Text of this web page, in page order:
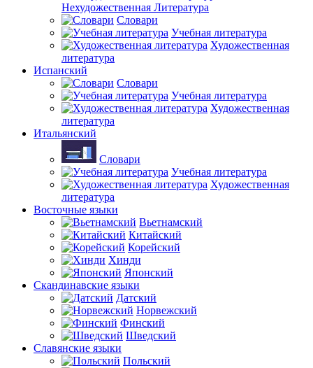
Нехудожественная Литература
Словари
Учебная литература
Художественная
литература
Испанский
Словари
Учебная литература
Художественная
литература
Итальянский
Словари
Учебная литература
Художественная
литература
Восточные языки
Вьетнамский
Китайский
Корейский
Хинди
Японский
Скандинавские языки
Датский
Норвежский
Финский
Шведский
Славянские языки
Польский